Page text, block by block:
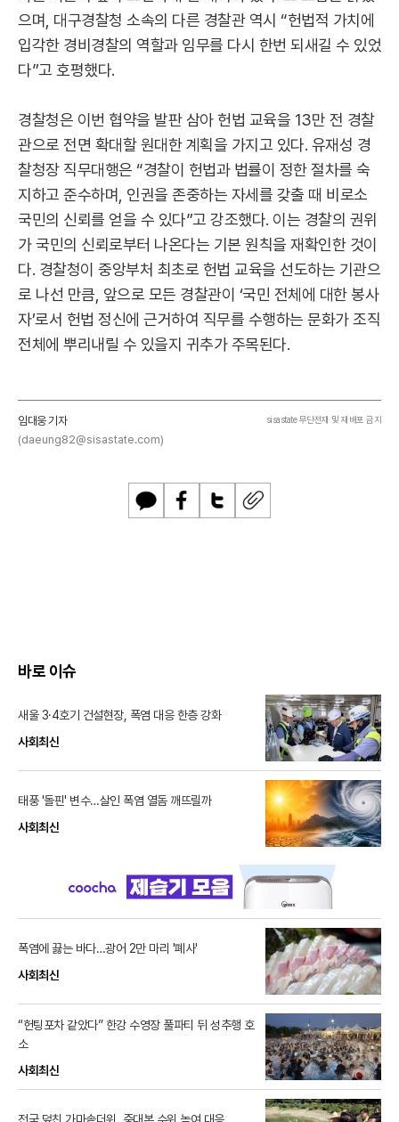
으며, 대구경찰청 소속의 다른 경찰관 역시 “헌법적 가치에
입각한 경비경찰의 역할과 임무를 다시 한번 되새길 수 있었
다”고 호평했다.
경찰청은 이번 협약을 발판 삼아 헌법 교육을 13만 전 경찰
관으로 전면 확대할 원대한 계획을 가지고 있다. 유재성 경
찰청장 직무대행은 “경찰이 헌법과 법률이 정한 절차를 숙
지하고 준수하며, 인권을 존중하는 자세를 갖출 때 비로소
국민의 신뢰를 얻을 수 있다”고 강조했다. 이는 경찰의 권위
가 국민의 신뢰로부터 나온다는 기본 원칙을 재확인한 것이
다. 경찰청이 중앙부처 최초로 헌법 교육을 선도하는 기관으
로 나선 만큼, 앞으로 모든 경찰관이 ‘국민 전체에 대한 봉사
자’로서 헌법 정신에 근거하여 직무를 수행하는 문화가 조직
전체에 뿌리내릴 수 있을지 귀추가 주목된다.
임대웅 기자
(daeung82@sisastate.com)
sisastate 무단전재 및 재배포 금지
카
페
트
U
바로 이슈
새울 3·4호기 건설현장, 폭염 대응 한층 강화
사회최신
태풍 '돌핀' 변수…살인 폭염 열돔 깨뜨릴까
사회최신
폭염에 끓는 바다…광어 2만 마리 '폐사'
사회최신
“헌팅포차 같았다” 한강 수영장 풀파티 뒤 성추행 호
소
사회최신